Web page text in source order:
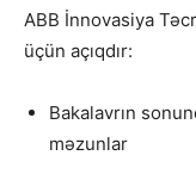
ABB İnnovasiya
üçün açıqdır:
Bakalavrın
məzunlar